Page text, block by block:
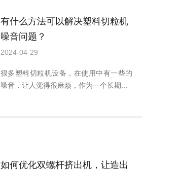
有什么方法可以解决塑料切粒机
噪音问题？
2024-04-29
很多塑料切粒机设备，在使用中有一些的
噪音，让人觉得很麻烦，作为一个长期...
如何优化双螺杆挤出机，让造出